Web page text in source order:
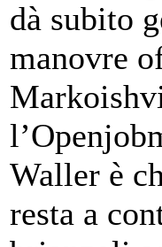
dà subito
manovre
Waller è
resta a